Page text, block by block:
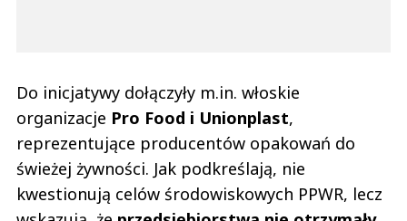
Do inicjatywy dołączyły m.in. włoskie
organizacje Pro Food i Unionplast,
reprezentujące producentów opakowań do
świeżej żywności. Jak podkreślają, nie
kwestionują celów środowiskowych PPWR, lecz